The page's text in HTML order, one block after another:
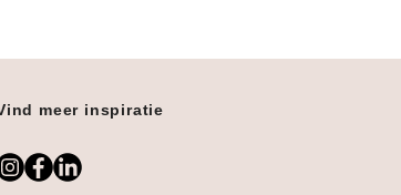
meer inspiratie